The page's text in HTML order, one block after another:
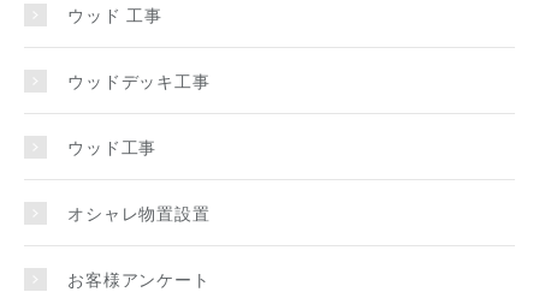
ウッド 工事
ウッドデッキ工事
ウッド工事
オシャレ物置設置
お客様アンケート